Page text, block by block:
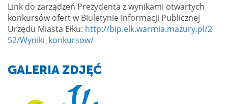
Link do zarządzeń Prezydenta z wynikami otwartych
konkursów ofert w Biuletynie Informacji Publicznej
Urzędu Miasta Ełku: http://bip.elk.warmia.mazury.pl/2
52/Wyniki_konkursow/
GALERIA ZDJĘĆ